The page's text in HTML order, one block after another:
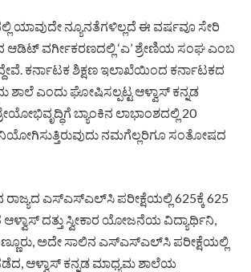
ಯಾವುದೇ ನ್ಯೂನತೆಗಳಿಲ್ಲದೆ ಈ ವರ್ಷವೂ ಸೇರಿ
ಆಡಿಟ್ ವರ್ಗೀಕರಣದಲ್ಲಿ ‘ಎ’ ಶ್ರೇಣಿಯ ಸಂಘ ಎಂಬ
ಕರ್ನಾಟಕ ಶಿಕ್ಷಣ ಇಲಾಖೆಯಿಂದ ಕರ್ನಾಟಕದ
ಶಾಲೆ ಎಂದು ಘೋಷಿಸಲ್ಪಟ್ಟ ಆಳ್ವಾಸ್ ಕನ್ನಡ
ಬ್ಯಾಂಕಿನ ಲಾಭಾಂಶದಲ್ಲಿ 20
ನಿಯೋಗಿಸುತ್ತಿರುವುದು ನಮಗೆಲ್ಲರಿಗೂ ಸಂತೋಷದ
ರಾಜ್ಯದ ಎಸ್‍ಎಸ್‍ಎಲ್‍ಸಿ ಪರೀಕ್ಷೆಯಲ್ಲಿ 625ಕ್ಕೆ 625
ಆಳ್ವಾಸ್ ದತ್ತು ಸ್ವೀಕಾರ ಯೋಜನೆಯ ವಿದ್ಯಾರ್ಥಿನಿ,
ಅದೇ ಸಾಲಿನ ಎಸ್‍ಎಸ್‍ಎಲ್‍ಸಿ ಪರೀಕ್ಷೆಯಲ್ಲಿ
ಆಳ್ವಾಸ್ ಕನ್ನಡ ಮಾಧ್ಯಮ ಶಾಲೆಯ